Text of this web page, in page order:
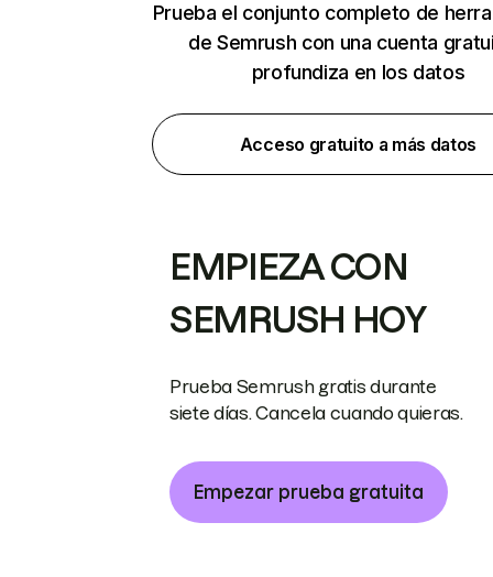
Prueba el conjunto completo de
de Semrush con una cuenta
profundiza en los datos
Acceso gratuito a más datos
EMPIEZA CON
SEMRUSH HOY
Prueba Semrush gratis durante
siete días. Cancela cuando quieras.
Empezar prueba gratuita